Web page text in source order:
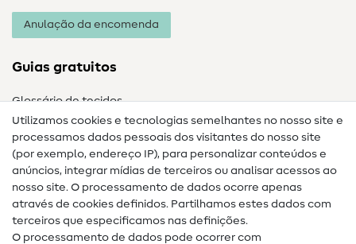
Anulação da encomenda
Guias gratuitos
Glossário de tecidos
Guias de costura
Ajuda e contacto
Contacto
Utilizamos cookies e tecnologias semelhantes no nosso site e
processamos dados pessoais dos visitantes do nosso site
(por exemplo, endereço IP), para personalizar conteúdos e
anúncios, integrar mídias de terceiros ou analisar acessos ao
nosso site. O processamento de dados ocorre apenas
através de cookies definidos. Partilhamos estes dados com
terceiros que especificamos nas definições.
O processamento de dados pode ocorrer com